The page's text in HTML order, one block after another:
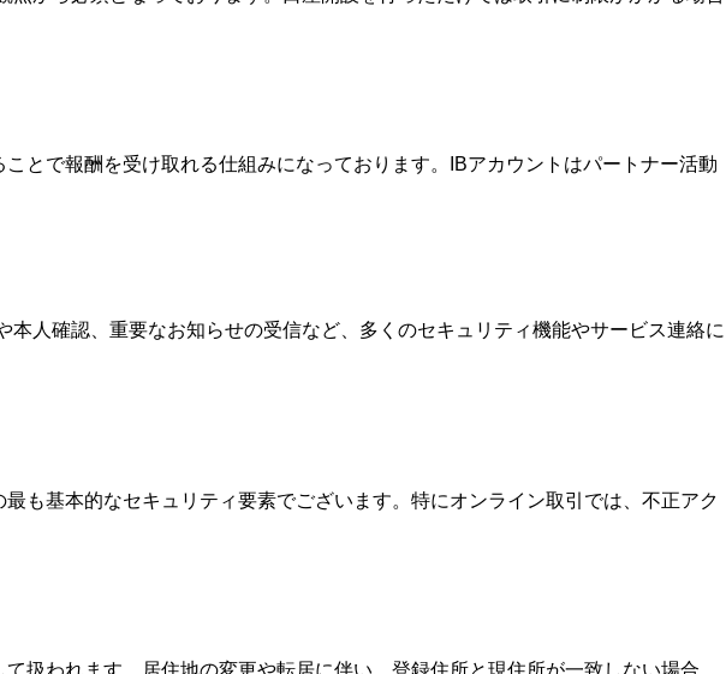
とで報酬を受け取れる仕組みになっております。IBアカウントはパートナー活動
人確認、重要なお知らせの受信など、多くのセキュリティ機能やサービス連絡に
も基本的なセキュリティ要素でございます。特にオンライン取引では、不正アク
扱われます。居住地の変更や転居に伴い、登録住所と現住所が一致しない場合